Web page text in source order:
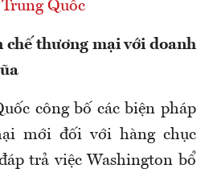
Quốc
chế thương mại với doanh
công bố các biện pháp
mới đối với hàng chục
trả việc Washington bổ